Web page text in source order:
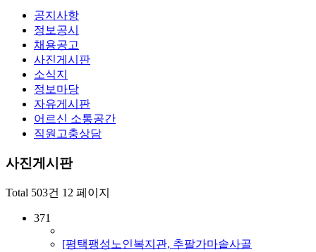
공지사항
정보공시
채용공고
사진게시판
소식지
정보마당
자유게시판
어르신 소통공간
직원고충상담
사진게시판
Total 503건 12 페이지
371
[평택팽성노인복지관, 추팔가마솥사골